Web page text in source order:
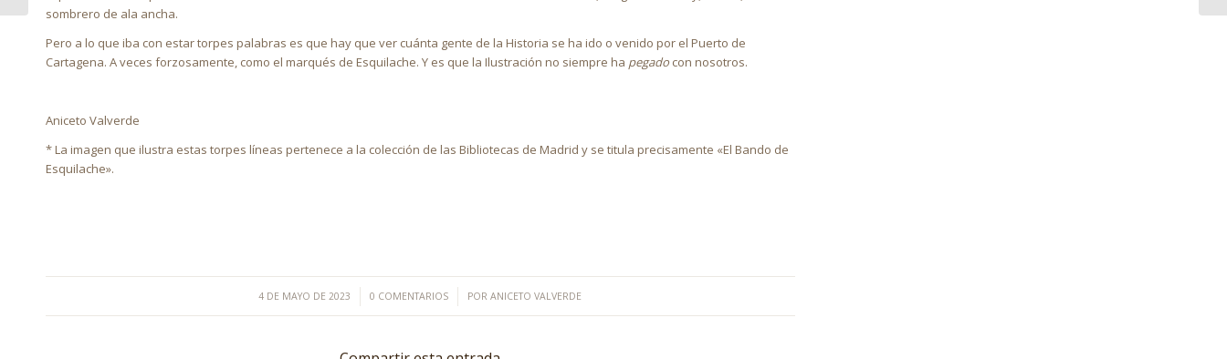
sombrero de ala ancha.
Pero a lo que iba con estar torpes palabras es que hay que ver cuánta gente de la Historia se ha ido o venido por el Puerto de
Cartagena. A veces forzosamente, como el marqués de Esquilache. Y es que la Ilustración no siempre ha pegado con nosotros.
Aniceto Valverde
* La imagen que ilustra estas torpes líneas pertenece a la colección de las Bibliotecas de Madrid y se titula precisamente «El Bando de
Esquilache».
4 DE MAYO DE 2023
/ 0 COMENTARIOS
/ PORANICETO VALVERDE